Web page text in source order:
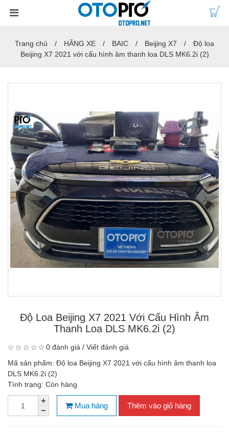
Trang chủ HÃNG XE BAIC Beijing X7
Độ loa
Beijing X7 2021 với cấu hình âm thanh loa DLS MK6.2i (2)
Độ Loa Beijing X7 2021 Với Cấu Hình Âm
Thanh Loa DLS MK6.2i (2)
0 đánh giá / Viết đánh giá
Mã sản phẩm: Độ loa Beijing X7 2021 với cấu hình âm thanh loa
DLS MK6.2i (2)
Tình trạng: Còn hàng
Mua hàng Thêm vào giỏ hàng